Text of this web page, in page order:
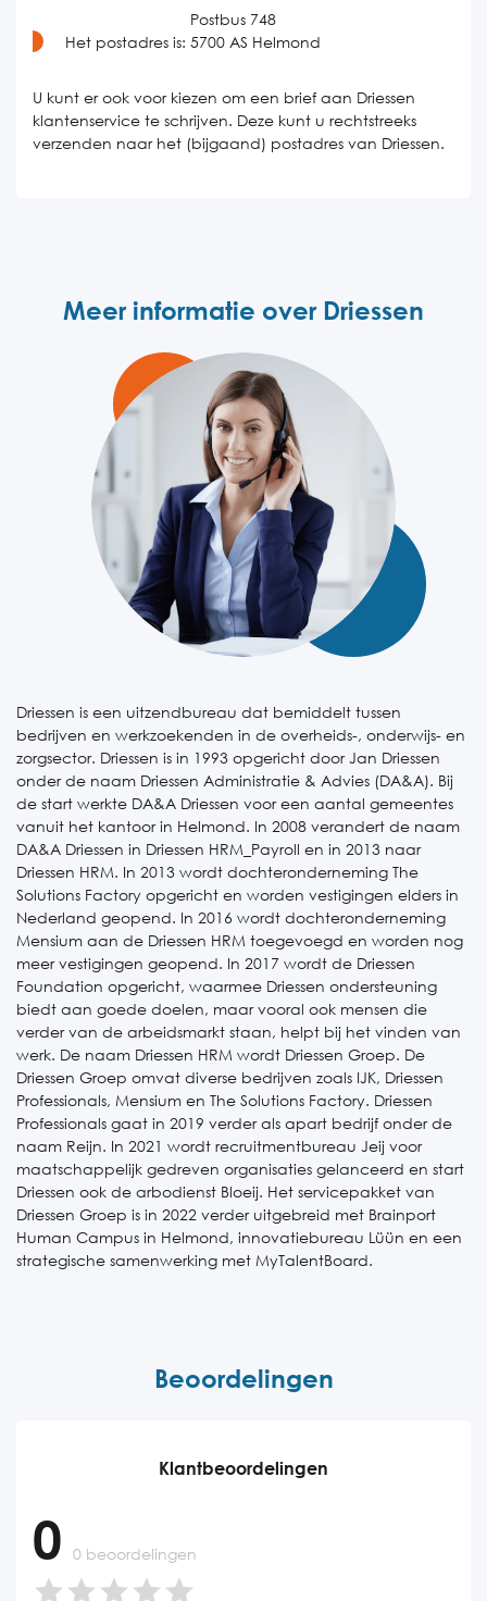
Het postadres is:
Postbus 748
5700 AS Helmond
U kunt er ook voor kiezen om een brief aan Driessen
klantenservice te schrijven. Deze kunt u rechtstreeks
verzenden naar het (bijgaand) postadres van Driessen.
Meer informatie over Driessen
Driessen is een uitzendbureau dat bemiddelt tussen
bedrijven en werkzoekenden in de overheids-, onderwijs- en
zorgsector. Driessen is in 1993 opgericht door Jan Driessen
onder de naam Driessen Administratie & Advies (DA&A). Bij
de start werkte DA&A Driessen voor een aantal gemeentes
vanuit het kantoor in Helmond. In 2008 verandert de naam
DA&A Driessen in Driessen HRM_Payroll en in 2013 naar
Driessen HRM. In 2013 wordt dochteronderneming The
Solutions Factory opgericht en worden vestigingen elders in
Nederland geopend. In 2016 wordt dochteronderneming
Mensium aan de Driessen HRM toegevoegd en worden nog
meer vestigingen geopend. In 2017 wordt de Driessen
Foundation opgericht, waarmee Driessen ondersteuning
biedt aan goede doelen, maar vooral ook mensen die
verder van de arbeidsmarkt staan, helpt bij het vinden van
werk. De naam Driessen HRM wordt Driessen Groep. De
Driessen Groep omvat diverse bedrijven zoals IJK, Driessen
Professionals, Mensium en The Solutions Factory. Driessen
Professionals gaat in 2019 verder als apart bedrijf onder de
naam Reijn. In 2021 wordt recruitmentbureau Jeij voor
maatschappelijk gedreven organisaties gelanceerd en start
Driessen ook de arbodienst Bloeij. Het servicepakket van
Driessen Groep is in 2022 verder uitgebreid met Brainport
Human Campus in Helmond, innovatiebureau Lüün en een
strategische samenwerking met MyTalentBoard.
Beoordelingen
Klantbeoordelingen
0 0 beoordelingen